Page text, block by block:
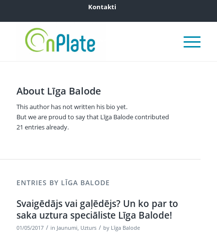
Kontakti
About Līga Balode
This author has not written his bio yet.
But we are proud to say that Līga Balodecontributed
21 entries already.
ENTRIES BY LĪGA BALODE
Svaigēdājs vai gaļēdējs? Un ko par to
saka uztura speciāliste Līga Balode!
01/05/2017 / in Jaunumi, Uzturs / by Līga Balode